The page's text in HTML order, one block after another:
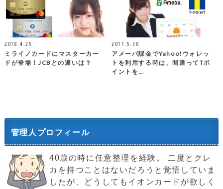
2018.4.25
ミライノカードにマスターカー
ドが登場！JCBとの違いは？
2017.5.30
アメーバ課金でYahoo!ウォレッ
トを利用する時は、間違ってTポ
イントを…
管理人プロフィール
40歳の時に任意整理を経験。 二度とクレ
カを持つことはないだろうと覚悟していま
したが、どうしてもイオンカードが欲しく